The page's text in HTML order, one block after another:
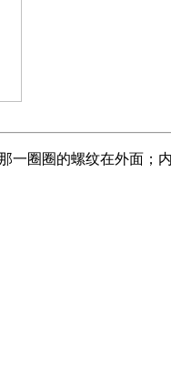
一圈圈的螺纹在外面；